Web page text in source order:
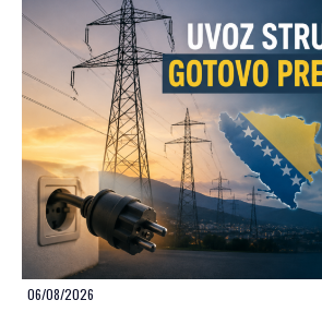
06/08/2026